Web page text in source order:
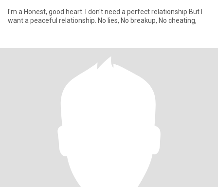
I'm a Honest, good heart. I don't need a perfect relationship But I
want a peaceful relationship. No lies, No breakup, No cheating,